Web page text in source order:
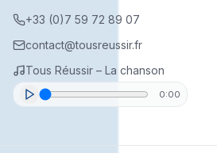
+33 (0)7 59 72 89 07
contact@tousreussir.fr
Tous Réussir – La chanson
0:00